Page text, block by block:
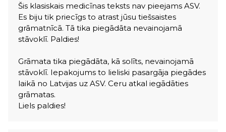
Šis klasiskais medicīnas teksts nav pieejams ASV.
Es biju tik priecīgs to atrast jūsu tiešsaistes
grāmatnīcā. Tā tika piegādāta nevainojamā
stāvoklī. Paldies!
Grāmata tika piegādāta, kā solīts, nevainojamā
stāvoklī. Iepakojums to lieliski pasargāja piegādes
laikā no Latvijas uz ASV. Ceru atkal iegādāties
grāmatas.
Liels paldies!